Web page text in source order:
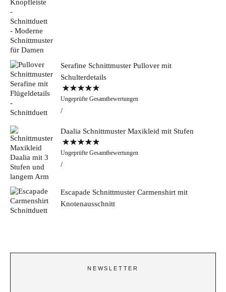
Serafine Schnittmuster Pullover mit
Schulterdetails
Bewertet mit
5.00von 5
Ungeprüfte Gesamtbewertungen
Daalia Schnittmuster Maxikleid mit Stufen
Bewertet mit
5.00von 5
Ungeprüfte Gesamtbewertungen
Escapade Schnittmuster Carmenshirt mit
Knotenausschnitt
NEWSLETTER